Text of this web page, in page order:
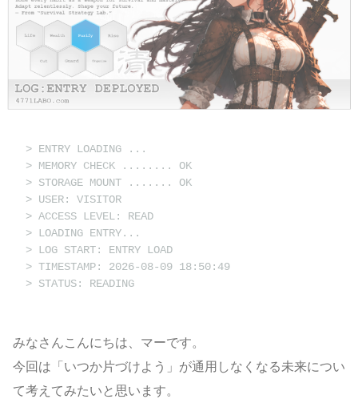
> ENTRY LOADING ...
> MEMORY CHECK ........ OK
> STORAGE MOUNT ....... OK
> USER: VISITOR
> ACCESS LEVEL: READ
> LOADING ENTRY...
> LOG START: ENTRY LOAD
> TIMESTAMP: 2026-08-09 18:50:49
> STATUS: READING
みなさんこんにちは、マーです。
今回は「いつか片づけよう」が通用しなくなる未来につい
て考えてみたいと思います。